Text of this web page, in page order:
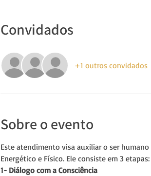
Convidados
+1 outros convidados
Sobre o evento
Este atendimento visa auxiliar o ser
Energético e Físico. Ele consiste em 3 etapas:
1- Diálogo com a Consciência